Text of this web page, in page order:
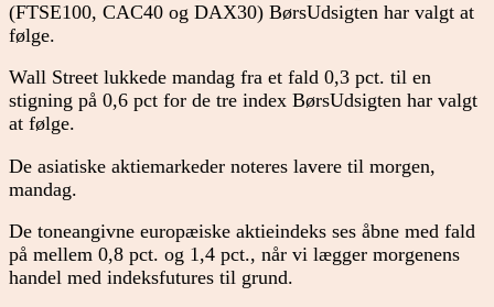
(FTSE100, CAC40 og DAX30) BørsUdsigten har valgt at
følge.
Wall Street lukkede mandag fra et fald 0,3 pct. til en
stigning på 0,6 pct for de tre index BørsUdsigten har valgt
at følge.
De asiatiske aktiemarkeder noteres lavere til morgen,
mandag.
De toneangivne europæiske aktieindeks ses åbne med fald
på mellem 0,8 pct. og 1,4 pct., når vi lægger morgenens
handel med indeksfutures til grund.